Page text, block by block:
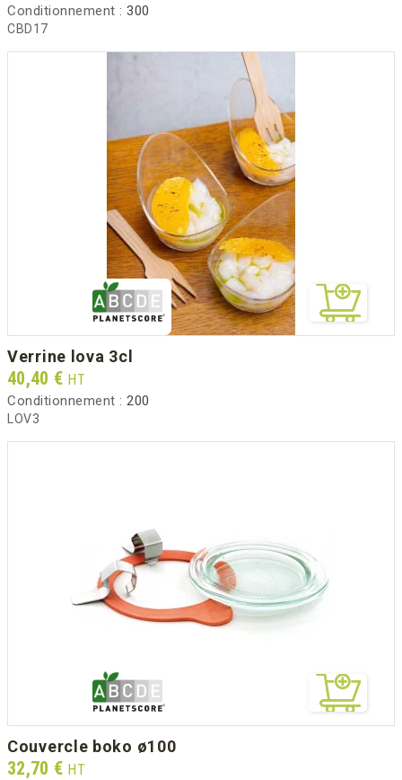
Conditionnement : 300
CBD17
verrine lova 3cl
Prix
40,40 € HT
Conditionnement : 200
LOV3
couvercle boko ø100
Prix
32,70 € HT